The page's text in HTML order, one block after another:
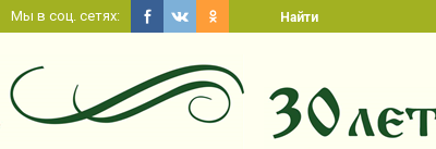
Найти
Мы в соц. сетях: